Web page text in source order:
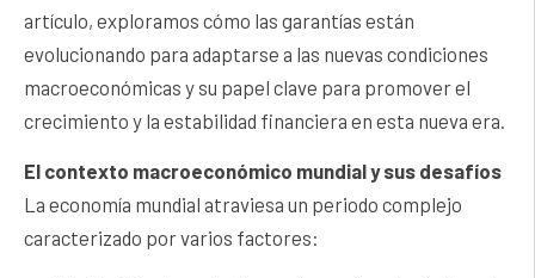
artículo, exploramos cómo las garantías están
evolucionando para adaptarse a las nuevas condiciones
macroeconómicas y su papel clave para promover el
crecimiento y la estabilidad financiera en esta nueva era.
El contexto macroeconómico mundial y sus desafíos
La economía mundial atraviesa un periodo complejo
caracterizado por varios factores: